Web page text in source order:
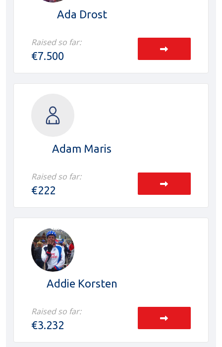
Ada Drost
Raised so far:
€7.500
Adam Maris
Raised so far:
€222
Addie Korsten
Raised so far:
€3.232